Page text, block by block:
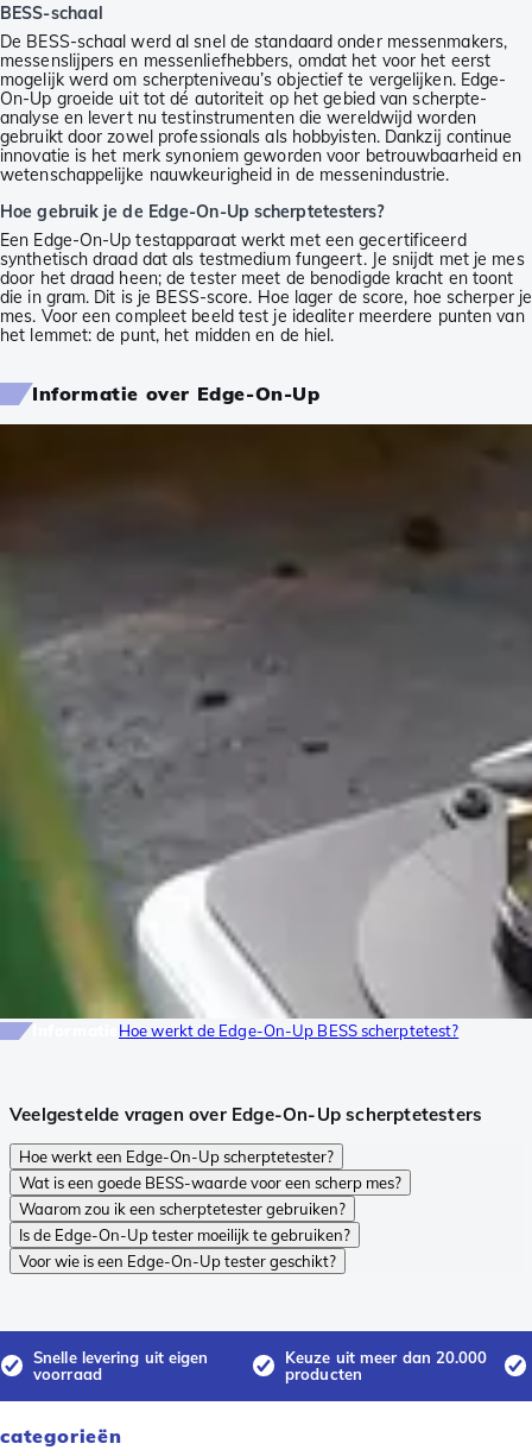
BESS-schaal
De BESS-schaal werd al snel de standaard onder messenmakers,
messenslijpers en messenliefhebbers, omdat het voor het eerst
mogelijk werd om scherpteniveau’s objectief te vergelijken. Edge-
On-Up groeide uit tot dé autoriteit op het gebied van scherpte-
analyse en levert nu testinstrumenten die wereldwijd worden
gebruikt door zowel professionals als hobbyisten. Dankzij continue
innovatie is het merk synoniem geworden voor betrouwbaarheid en
wetenschappelijke nauwkeurigheid in de messenindustrie.
Hoe gebruik je de Edge-On-Up scherptetesters?
Een Edge-On-Up testapparaat werkt met een gecertificeerd
synthetisch draad dat als testmedium fungeert. Je snijdt met je mes
door het draad heen; de tester meet de benodigde kracht en toont
die in gram. Dit is je BESS-score. Hoe lager de score, hoe scherper je
mes. Voor een compleet beeld test je idealiter meerdere punten van
het lemmet: de punt, het midden en de hiel.
Informatie over Edge-On-Up
Hoe werkt de Edge-On-Up BESS scherptetest?
Veelgestelde vragen over Edge-On-Up scherptetesters
Hoe werkt een Edge-On-Up scherptetester?
Wat is een goede BESS-waarde voor een scherp mes?
Waarom zou ik een scherptetester gebruiken?
Is de Edge-On-Up tester moeilijk te gebruiken?
Voor wie is een Edge-On-Up tester geschikt?
Snelle levering uit eigen
voorraad
Keuze uit meer dan 20.000
producten
categorieën